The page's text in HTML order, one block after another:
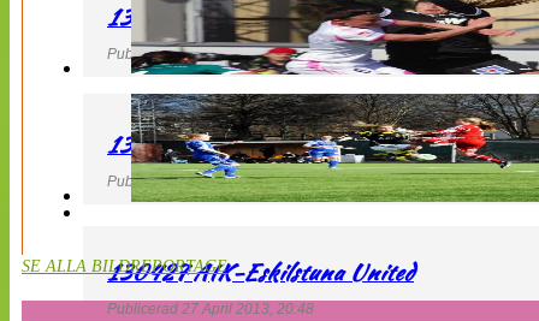
130427 IF Limhamn Bunkeflo – QBIK
Publicerad 27 April 2013, 21:10
130427 LdB FC Malmö – Mallbackens IF
Publicerad 27 April 2013, 20:54
130427 AIK-Eskilstuna United
Publicerad 27 April 2013, 20:48
SE ALLA BILDREPORTAGE